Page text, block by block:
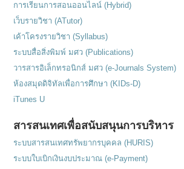
การเรียนการสอนออนไลน์ (Hybrid)
เว็บรายวิชา (ATutor)
เค้าโครงรายวิชา (Syllabus)
ระบบสื่อสิ่งพิมพ์ มศว (Publications)
วารสารอิเล็กทรอนิกส์ มศว (e-Journals System)
ห้องสมุดดิจิทัลเพื่อการศึกษา (KIDs-D)
iTunes U
สารสนเทศเพื่อสนับสนุนการบริหาร
ระบบสารสนเทศทรัพยากรบุคคล (HURIS)
ระบบใบเบิกเงินงบประมาณ (e-Payment)